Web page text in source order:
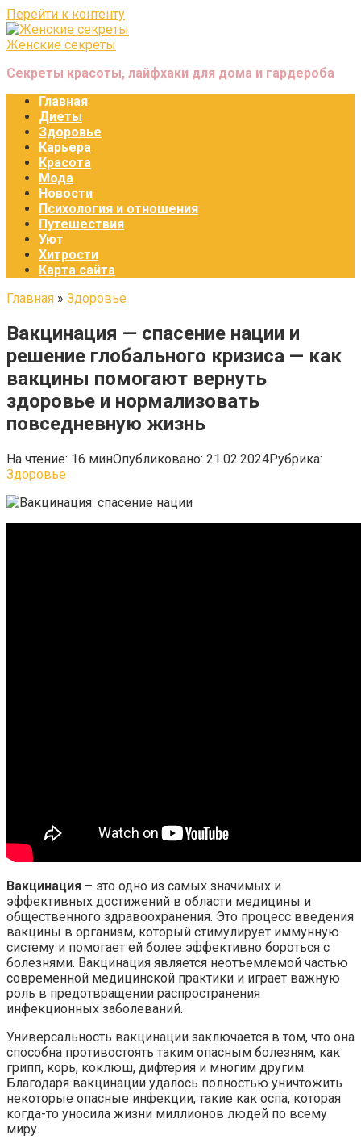
Перейти к контенту
Женские секреты
Секреты красоты, лайфхаки для дома и гардероба
Главная
Диеты
Здоровье
Карьера
Красота
Мода
Новости
Психология и отношения
Путешествия
Уют
Хитрости
Карта сайта
Главная » Здоровье
Вакцинация — спасение нации и
решение глобального кризиса — как
вакцины помогают вернуть
здоровье и нормализовать
повседневную жизнь
На чтение: 16 минОпубликовано: 21.02.2024Рубрика:
Здоровье
Вакцинация – это одно из самых значимых и
эффективных достижений в области медицины и
общественного здравоохранения. Это процесс введения
вакцины в организм, который стимулирует иммунную
систему и помогает ей более эффективно бороться с
болезнями. Вакцинация является неотъемлемой частью
современной медицинской практики и играет важную
роль в предотвращении распространения
инфекционных заболеваний.
Универсальность вакцинации заключается в том, что она
способна противостоять таким опасным болезням, как
грипп, корь, коклюш, дифтерия и многим другим.
Благодаря вакцинации удалось полностью уничтожить
некоторые опасные инфекции, такие как оспа, которая
когда-то уносила жизни миллионов людей по всему
миру.